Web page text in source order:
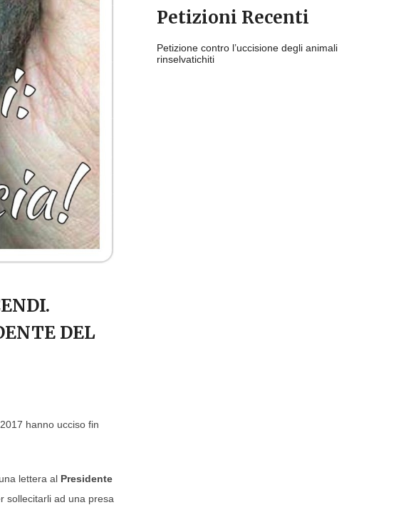
DEL
hanno ucciso fin
lettera al Presidente
sollecitarli ad una presa
Petizioni Recenti
Petizione contro l’uccisione degli animali
rinselvatichiti